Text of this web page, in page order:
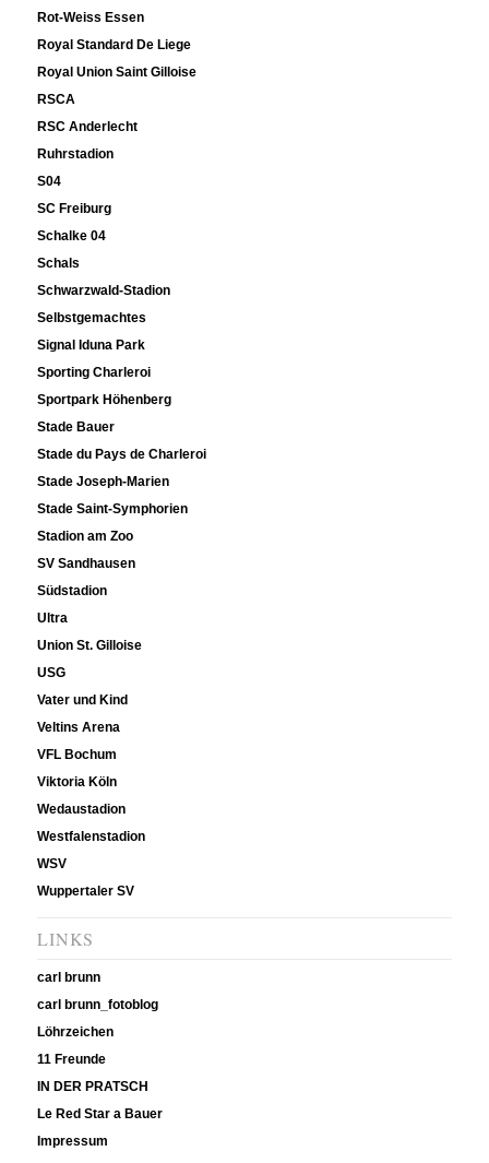
Rot-Weiss Essen
Royal Standard De Liege
Royal Union Saint Gilloise
RSCA
RSC Anderlecht
Ruhrstadion
S04
SC Freiburg
Schalke 04
Schals
Schwarzwald-Stadion
Selbstgemachtes
Signal Iduna Park
Sporting Charleroi
Sportpark Höhenberg
Stade Bauer
Stade du Pays de Charleroi
Stade Joseph-Marien
Stade Saint-Symphorien
Stadion am Zoo
SV Sandhausen
Südstadion
Ultra
Union St. Gilloise
USG
Vater und Kind
Veltins Arena
VFL Bochum
Viktoria Köln
Wedaustadion
Westfalenstadion
WSV
Wuppertaler SV
LINKS
carl brunn
carl brunn_fotoblog
Löhrzeichen
11 Freunde
IN DER PRATSCH
Le Red Star a Bauer
Impressum